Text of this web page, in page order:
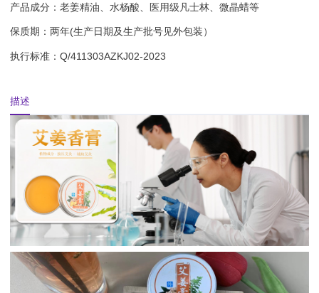
产品成分：老姜精油、水杨酸、医用级凡士林、微晶蜡等
保质期：两年(生产日期及生产批号见外包装）
执行标准：Q/411303AZKJ02-2023
描述